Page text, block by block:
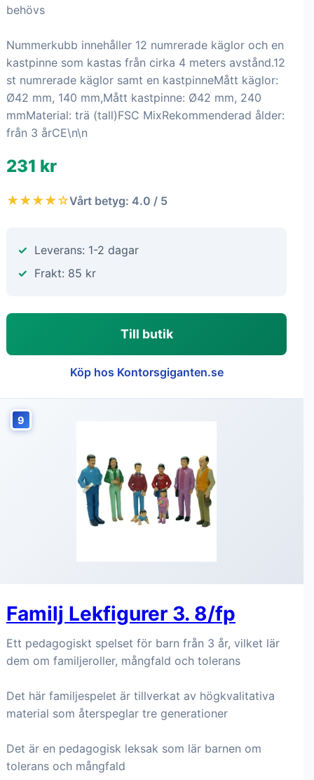
behövs
Nummerkubb innehåller 12 numrerade käglor och en
kastpinne som kastas från cirka 4 meters avstånd.12
st numrerade käglor samt en kastpinneMått käglor:
Ø42 mm, 140 mm,Mått kastpinne: Ø42 mm, 240
mmMaterial: trä (tall)FSC MixRekommenderad ålder:
från 3 årCE\n\n
231 kr
★★★★☆Vårt betyg: 4.0 / 5
Leverans: 1-2 dagar
Frakt: 85 kr
Till butik
Köp hos Kontorsgiganten.se
9
Familj Lekfigurer 3. 8/fp
Ett pedagogiskt spelset för barn från 3 år, vilket lär
dem om familjeroller, mångfald och tolerans
Det här familjespelet är tillverkat av högkvalitativa
material som återspeglar tre generationer
Det är en pedagogisk leksak som lär barnen om
tolerans och mångfald